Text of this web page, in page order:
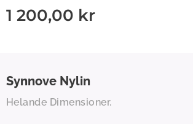
1 200,00 kr
Synnove Nylin
Helande Dimensioner.